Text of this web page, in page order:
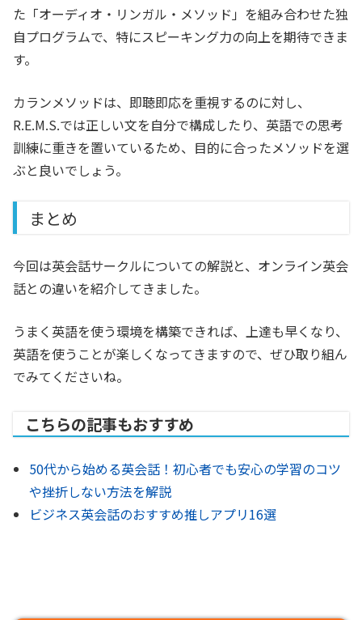
た「オーディオ・リンガル・メソッド」を組み合わせた独
自プログラムで、特にスピーキング力の向上を期待できま
す。
カランメソッドは、即聴即応を重視するのに対し、
R.E.M.S.では正しい文を自分で構成したり、英語での思考
訓練に重きを置いているため、目的に合ったメソッドを選
ぶと良いでしょう。
まとめ
今回は英会話サークルについての解説と、オンライン英会
話との違いを紹介してきました。
うまく英語を使う環境を構築できれば、上達も早くなり、
英語を使うことが楽しくなってきますので、ぜひ取り組ん
でみてくださいね。
こちらの記事もおすすめ
50代から始める英会話！初心者でも安心の学習のコツ
や挫折しない方法を解説
ビジネス英会話のおすすめ推しアプリ16選